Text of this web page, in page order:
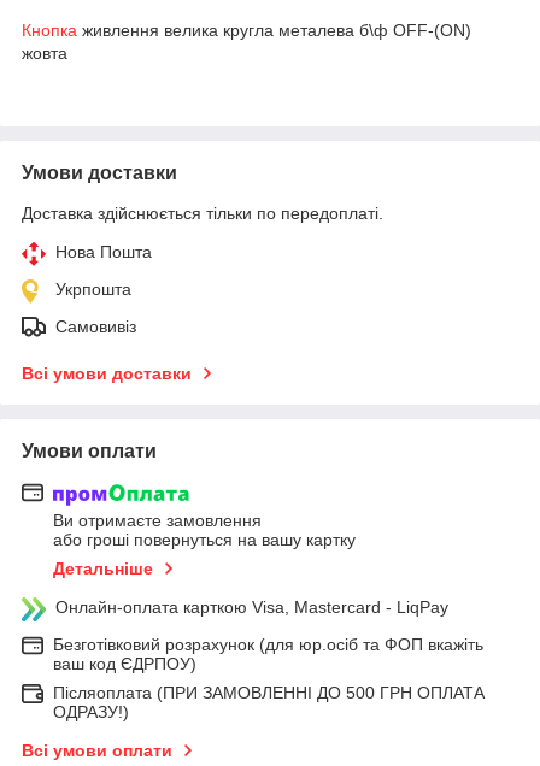
Кнопка живлення велика кругла металева б\ф OFF-(ON)
жовта
Умови доставки
Доставка здійснюється тільки по передоплаті.
Нова Пошта
Укрпошта
Самовивіз
Всі умови доставки
Умови оплати
Ви отримаєте замовлення
або гроші повернуться на вашу картку
Детальніше
Онлайн-оплата карткою Visa, Mastercard - LiqPay
Безготівковий розрахунок (для юр.осіб та ФОП вкажіть
ваш код ЄДРПОУ)
Післяоплата (ПРИ ЗАМОВЛЕННІ ДО 500 ГРН ОПЛАТА
ОДРАЗУ!)
Всі умови оплати